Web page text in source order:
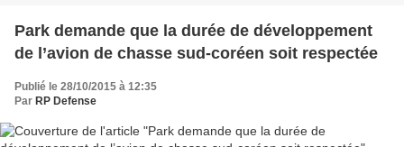
Park demande que la durée de développement
de l’avion de chasse sud-coréen soit respectée
Publié le 28/10/2015 à 12:35
Par RP Defense